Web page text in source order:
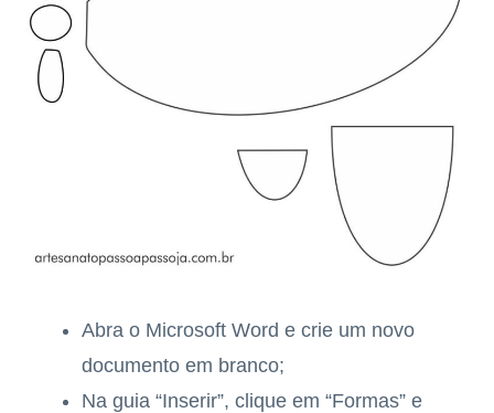
Abra o Microsoft Word e crie um novo
documento em branco;
Na guia “Inserir”, clique em “Formas” e